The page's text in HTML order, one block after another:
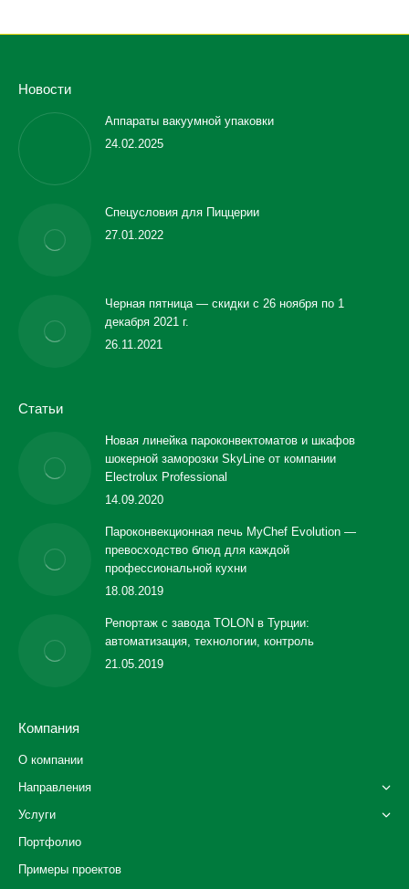
Новости
Аппараты вакуумной упаковки
24.02.2025
Спецусловия для Пиццерии
27.01.2022
Черная пятница — скидки с 26 ноября по 1
декабря 2021 г.
26.11.2021
Статьи
Новая линейка пароконвектоматов и шкафов
шокерной заморозки SkyLine от компании
Electrolux Professional
14.09.2020
Пароконвекционная печь MyChef Evolution —
превосходство блюд для каждой
профессиональной кухни
18.08.2019
Репортаж с завода TOLON в Турции:
автоматизация, технологии, контроль
21.05.2019
Компания
О компании
Направления
Услуги
Портфолио
Примеры проектов